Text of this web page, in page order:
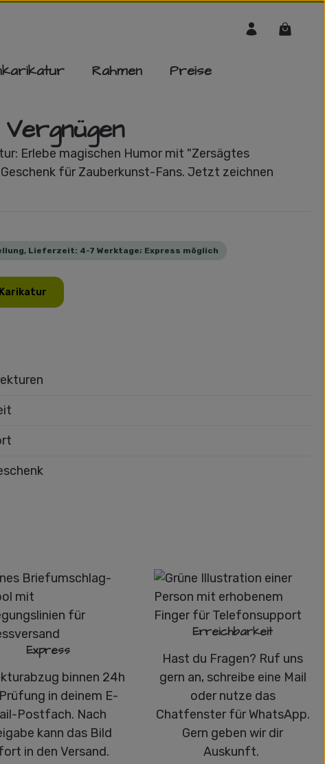
Rahmen Preise
Erlebe magischen Humor mit "Zersägtes
für Zauberkunst-Fans. Jetzt zeichnen
Lieferzeit: 4-7 Werktage; Express möglich
Express
binnen 24h
in deinem E-
Postfach. Nach
kann das Bild
in den Versand.
Erreichbarkeit
Hast du Fragen? Ruf uns
gern an, schreibe eine Mail
oder nutze das
Chatfenster für WhatsApp.
Gern geben wir dir
Auskunft.